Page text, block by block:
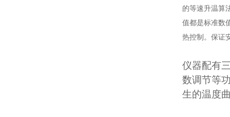
的等速升温算
值都是标准数
热控制。保证
仪器配有
数调节等
生的温度